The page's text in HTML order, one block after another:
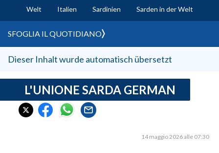
CAGLIARI
SULCIS IGLESIENTE
MEDIO CAMPIDANO
SASSARI E PROVINCIA
GALLURA
NUORO E PROVINCIA
Welt Italien Sardinien Sarden in der Welt
SFOGLIA IL QUOTIDIANO
Dieser Inhalt wurde automatisch übersetzt
L'UNIONE SARDA GERMAN
14 maggio 2026 alle 07:30